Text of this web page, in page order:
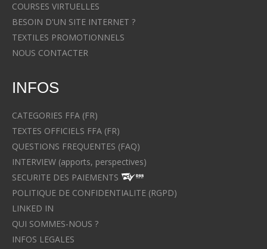
COURSES VIRTUELLES
BESOIN D'UN SITE INTERNET ?
TEXTILES PROMOTIONNELS
NOUS CONTACTER
INFOS
CATEGORIES FFA (FR)
TEXTES OFFICIELS FFA (FR)
QUESTIONS FREQUENTES (FAQ)
INTERVIEW (apports, perspectives)
SECURITE DES PAIEMENTS
POLITIQUE DE CONFIDENTIALITE (RGPD)
LINKED IN
QUI SOMMES-NOUS ?
INFOS LEGALES